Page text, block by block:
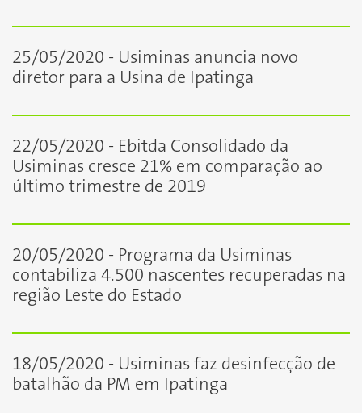
25/05/2020 - Usiminas anuncia novo
diretor para a Usina de Ipatinga
22/05/2020 - Ebitda Consolidado da
Usiminas cresce 21% em comparação ao
último trimestre de 2019
20/05/2020 - Programa da Usiminas
contabiliza 4.500 nascentes recuperadas na
região Leste do Estado
18/05/2020 - Usiminas faz desinfecção de
batalhão da PM em Ipatinga